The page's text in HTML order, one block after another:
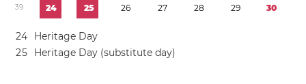
39 24 25 26 27 28 29 30
24
Heritage Day
25 Heritage Day (substitute day)